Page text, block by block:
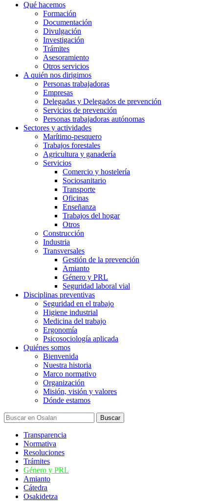
Qué hacemos
Formación
Documentación
Divulgación
Investigación
Trámites
Asesoramiento
Otros servicios
A quién nos dirigimos
Personas trabajadoras
Empresas
Delegadas y Delegados de prevención
Servicios de prevención
Personas trabajadoras autónomas
Sectores y actividades
Marítimo-pesquero
Trabajos forestales
Agricultura y ganadería
Servicios
Comercio y hostelería
Sociosanitario
Transporte
Oficinas
Enseñanza
Trabajos del hogar
Otros
Construcción
Industria
Transversales
Gestión de la prevención
Amianto
Género y PRL
Seguridad laboral vial
Disciplinas preventivas
Seguridad en el trabajo
Higiene industrial
Medicina del trabajo
Ergonomía
Psicosociología aplicada
Quiénes somos
Bienvenida
Nuestra historia
Marco normativo
Organización
Misión, visión y valores
Dónde estamos
Transparencia
Normativa
Resoluciones
Trámites
Género y PRL
Amianto
Cátedra
Osakidetza